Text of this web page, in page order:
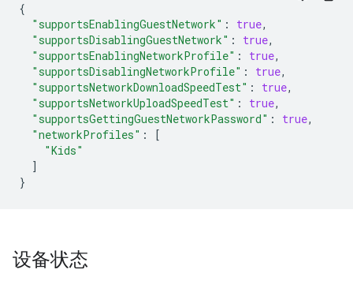
{
"supportsEnablingGuestNetwork" : true,
"supportsDisablingGuestNetwork" : true,
"supportsEnablingNetworkProfile" : true,
"supportsDisablingNetworkProfile" : true,
"supportsNetworkDownloadSpeedTest" : true,
"supportsNetworkUploadSpeedTest" : true,
"supportsGettingGuestNetworkPassword" : true,
"networkProfiles" :
[
"Kids"
]
}
设备状态